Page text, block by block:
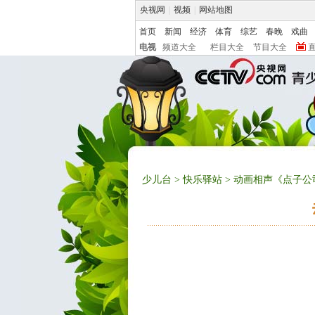
央视网 视频 网站地图
首页 新闻 经济 体育 综艺 春晚
戏曲
电视
频道大全 栏目大全 节目大全
少儿台 >快乐驿站 > 动画相声《点子